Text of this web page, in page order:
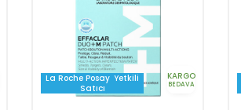
La Roche Posay Yetkili
Satıcı
KARGO
BEDAVA